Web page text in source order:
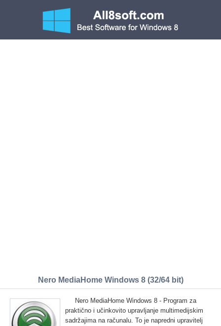
Nero MediaHome Windows 8 (32/64 bit)
Nero MediaHome Windows 8 - Program za
praktično i učinkovito upravljanje multimedijskim
sadržajima na računalu. To je napredni upravitelj